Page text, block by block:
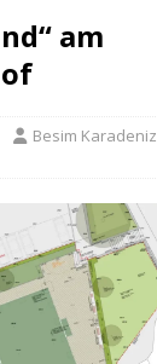
am
Besim Karadeniz